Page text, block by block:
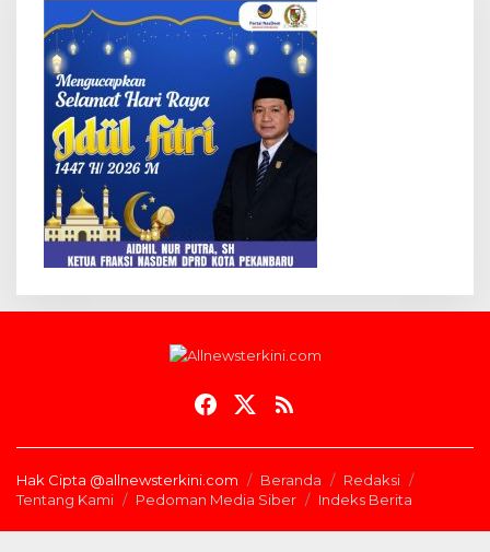
Hak Cipta @allnewsterkini.com Beranda
Redaksi
Tentang Kami
Pedoman Media Siber Indeks Berita